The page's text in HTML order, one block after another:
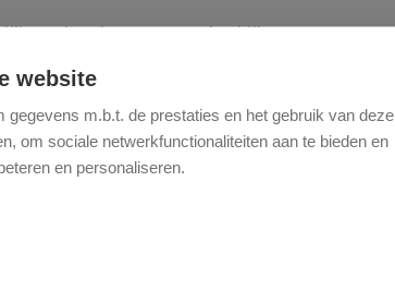
website
m.b.t. de prestaties en het gebruik van deze
om sociale netwerkfunctionaliteiten aan te bieden en
en personaliseren.
verplaatsbaar en een echte blikvanger.
Zwart.
een duurzame, matte afwerking. De eiken